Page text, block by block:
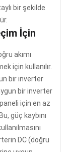
bir şekilde
İçin
akımı
için kullanılır.
bir inverter
bir inverter
için en az
güç kaybını
DC (doğru